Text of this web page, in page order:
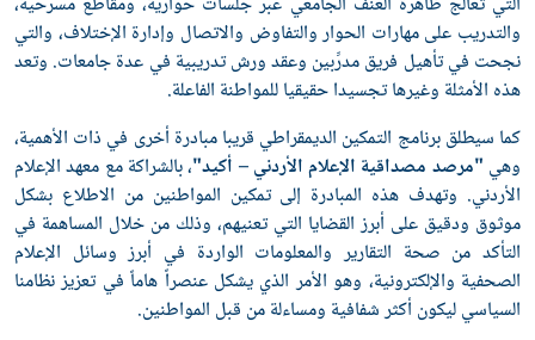
والتدريب على مهارات الحوار والتفاوض والاتصال وإدارة الإختلاف، والتي
نجحت في تأهيل فريق مدرِّبين وعقد ورش تدريبية في عدة جامعات. وتعد
هذه الأمثلة وغيرها تجسيدا حقيقيا للمواطنة الفاعلة.
كما سيطلق برنامج التمكين الديمقراطي قريبا مبادرة أخرى في ذات الأهمية،
وهي "مرصد مصداقية الإعلام الأردني – أكيد"، بالشراكة مع معهد الإعلام
الأردني. وتهدف هذه المبادرة إلى تمكين المواطنين من الاطلاع بشكل
موثوق ودقيق على أبرز القضايا التي تعنيهم، وذلك من خلال المساهمة في
التأكد من صحة التقارير والمعلومات الواردة في أبرز وسائل الإعلام
الصحفية والإلكترونية، وهو الأمر الذي يشكل عنصراً هاماً في تعزيز نظامنا
السياسي ليكون أكثر شفافية ومساءلة من قبل المواطنين.